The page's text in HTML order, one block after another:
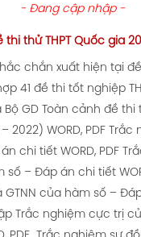
- Đang cập nhập -
thi thử THPT Quốc gia
chắn xuất hiện tại đề
41 đề thi tốt nghiệp
Bộ GD Toàn cảnh đề thi
2022) WORD, PDF Trắc
chi tiết WORD, PDF
– Đáp án chi tiết
GTNN của hàm số –
Trắc nghiệm cực trị